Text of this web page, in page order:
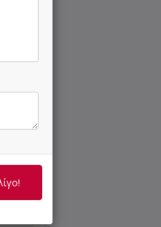
4.00 €